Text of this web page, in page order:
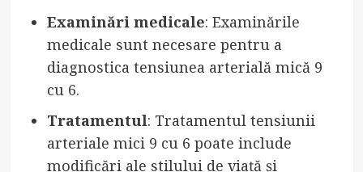
Examinări medicale: Examinările
medicale sunt necesare pentru a
diagnostica tensiunea arterială mică 9
cu 6.
Tratamentul: Tratamentul tensiunii
arteriale mici 9 cu 6 poate include
modificări ale stilului de viață și